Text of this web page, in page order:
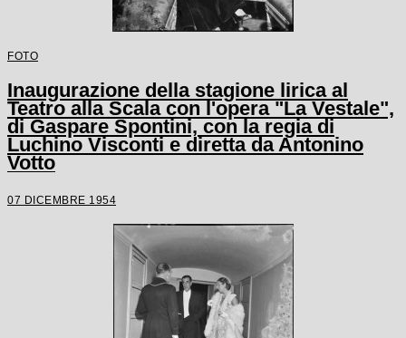
FOTO
Inaugurazione della stagione lirica al
Teatro alla Scala con l'opera "La Vestale",
di Gaspare Spontini, con la regia di
Luchino Visconti e diretta da Antonino
Votto
07 DICEMBRE 1954